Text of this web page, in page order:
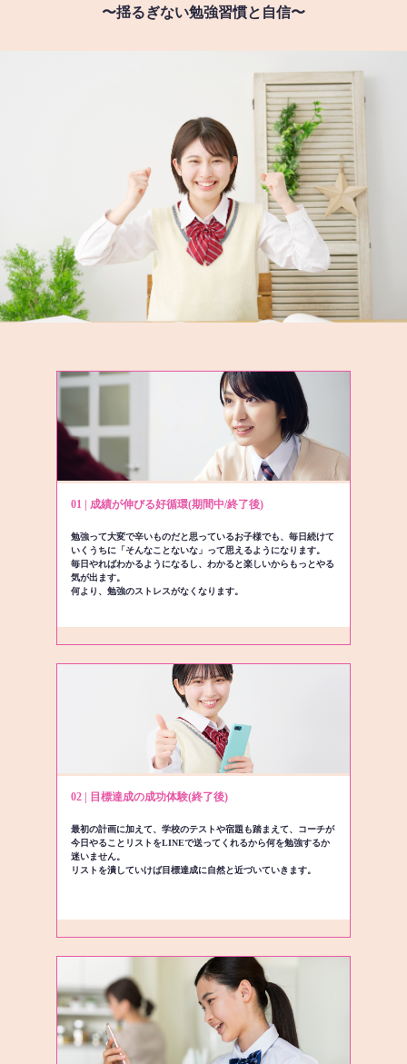
〜揺るぎない勉強習慣と自信〜
01 | 成績が伸びる好循環(期間中/終了後)
勉強って大変で辛いものだと思っているお子様でも、毎日続けて
いくうちに「そんなことないな」って思えるようになります。
毎日やればわかるようになるし、わかると楽しいからもっとやる
気が出ます。
何より、勉強のストレスがなくなります。
02 | 目標達成の成功体験(終了後)
最初の計画に加えて、学校のテストや宿題も踏まえて、コーチが
今日やることリストをLINEで送ってくれるから何を勉強するか
迷いません。
リストを潰していけば目標達成に自然と近づいていきます。